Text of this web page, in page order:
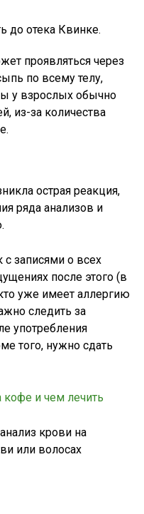
до отека Квинке.
проявляться через
по всему телу,
у взрослых обычно
из-за количества
острая реакция,
ряда анализов и
с записями о всех
после этого (в
уже имеет аллергию
следить за
употребления
того, нужно сдать
крови на
или волосах